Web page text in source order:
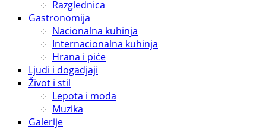
Razglednica
Gastronomija
Nacionalna kuhinja
Internacionalna kuhinja
Hrana i piće
Ljudi i dogadjaji
Život i stil
Lepota i moda
Muzika
Galerije